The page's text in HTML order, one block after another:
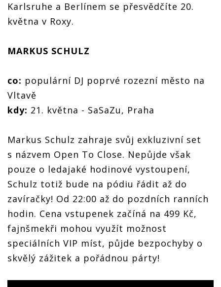
Karlsruhe a Berlínem se přesvědčíte 20.
května v Roxy.
MARKUS SCHULZ
co: populární DJ poprvé rozezní město na
Vltavě
kdy: 21. května - SaSaZu, Praha
Markus Schulz zahraje svůj exkluzivní set
s názvem Open To Close. Nepůjde však
pouze o ledajaké hodinové vystoupení,
Schulz totiž bude na pódiu řádit až do
zavíračky! Od 22:00 až do pozdních ranních
hodin. Cena vstupenek začíná na 499 Kč,
fajnšmekři mohou využít možnost
speciálních VIP míst, půjde bezpochyby o
skvělý zážitek a pořádnou párty!